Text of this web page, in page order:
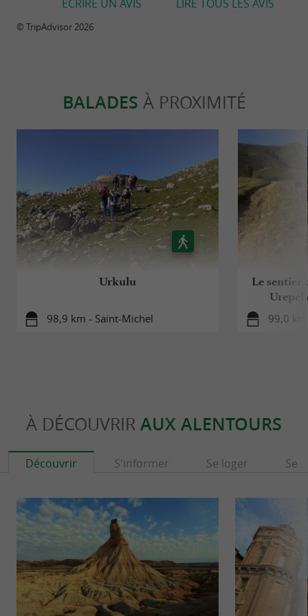
LIRE TOUS LES AVIS
ECRIRE UN AVIS
© TripAdvisor 2026
BALADES À PROXIMITÉ
Urkulu
98,9 km - Saint-Michel
Le sentier
Urepel
99,0
À DÉCOUVRIR AUX ALENTOURS
Découvrir S'informer Se loger Se